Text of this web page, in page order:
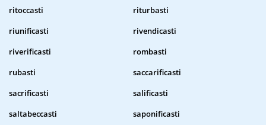
ritoccasti
riturbasti
riunificasti
rivendicasti
riverificasti
rombasti
rubasti
saccarificasti
sacrificasti
salificasti
saltabeccasti
saponificasti